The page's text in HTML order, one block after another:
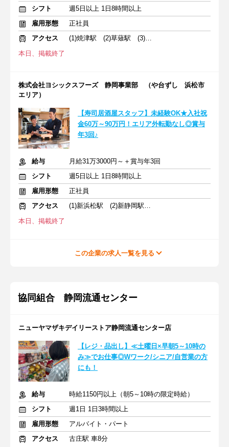
シフト
週5日以上 1日8時間以上
雇用形態
正社員
アクセス
(1)焼津駅 (2)草薙駅 (3)静岡駅
本日、掲載終了
株式会社ヨシックスフーズ 静岡事業部 （や台ずし 浜松市
エリア）
【寿司居酒屋スタッフ】未経験OK★入社祝
金60万～90万円！エリア外転勤なし◎賞与
年3回♪
給与
月給31万3000円～＋賞与年3回
シフト
週5日以上 1日8時間以上
雇用形態
正社員
アクセス
(1)新浜松駅 (2)新静岡駅 (3)沼津駅
本日、掲載終了
この企業の求人一覧を見る
協同組合 静岡流通センター
ニューヤマザキデイリーストア静岡流通センター店
【レジ・品出し】≪土曜日×早朝5～10時の
み≫でお仕事◎Wワーク/シニア/自営業の方
にも！
給与
時給1150円以上（朝5～10時の限定時給）
シフト
週1日 1日3時間以上
雇用形態
アルバイト・パート
アクセス
古庄駅 車8分